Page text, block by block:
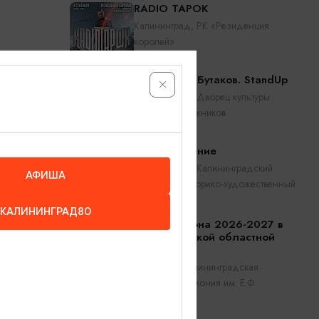
(при
RADIO TAPOK
Калининград, РК «Резиденция
королей»
Константин Бутаков. StandUp
Калининград, Дворец культуры
железнодорожников
Прикосновение
Калининград, Калининградский
областной историко-художественный
Открытие сезона 2026-2027 в
Калининградской областной
Калининград, Калининградская
областная филармония им. Е.Ф.
АФИША
КАЛИНИНГРАД80